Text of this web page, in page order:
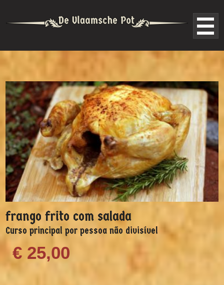
frango frito com salada
Curso principal por pessoa não divisível
€ 25,00